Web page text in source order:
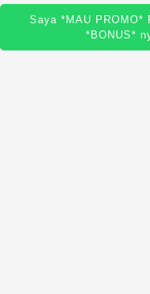
Saya *MAU PROMO*
*BONUS*